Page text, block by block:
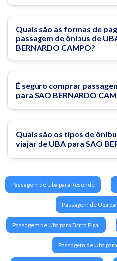
Quais são as formas de
passagem de ônibus de
BERNARDO CAMPO?
É seguro comprar
para SAO BERNARDO
Quais são os tipos de
viajar de UBA para SAO
Passagem de Uba para Resende
Passagem de Uba
Passagem de Uba para Barra Pirai
Passagem de Uba